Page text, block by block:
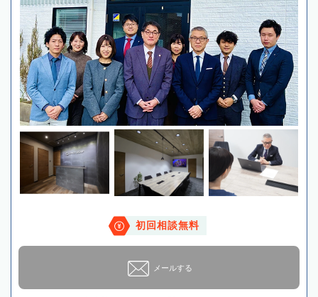
初回相談無料
メールする